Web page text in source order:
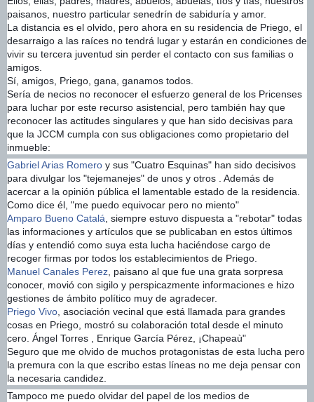
paisanos, nuestro particular senedrín de sabiduría y amor.
La distancia es el olvido, pero ahora en su residencia de Priego, el
desarraigo a las raíces no tendrá lugar y estarán en condiciones de
vivir su tercera juventud sin perder el contacto con sus familias o
amigos.
Sí, amigos, Priego, gana, ganamos todos.
Sería de necios no reconocer el esfuerzo general de los Pricenses
para luchar por este recurso asistencial, pero también hay que
reconocer las actitudes singulares y que han sido decisivas para
que la JCCM cumpla con sus obligaciones como propietario del
inmueble:
Gabriel Arias Romero y sus "Cuatro Esquinas" han sido decisivos
para divulgar los "tejemanejes" de unos y otros . Además de
acercar a la opinión pública el lamentable estado de la residencia.
Como dice él, "me puedo equivocar pero no miento"
Amparo Bueno Catalá , siempre estuvo dispuesta a "rebotar" todas
las informaciones y artículos que se publicaban en estos últimos
días y entendió como suya esta lucha haciéndose cargo de
recoger firmas por todos los establecimientos de Priego.
Manuel Canales Perez , paisano al que fue una grata sorpresa
conocer, movió con sigilo y perspicazmente informaciones e hizo
gestiones de ámbito político muy de agradecer.
Priego Vivo , asociación vecinal que está llamada para grandes
cosas en Priego, mostró su colaboración total desde el minuto
cero. Ángel Torres , Enrique García Pérez, ¡Chapeaù"
Seguro que me olvido de muchos protagonistas de esta lucha pero
la premura con la que escribo estas líneas no me deja pensar con
la necesaria candidez.
Tampoco me puedo olvidar del papel de los medios de